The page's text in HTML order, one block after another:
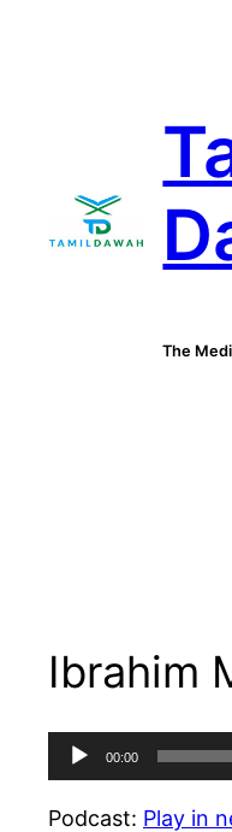
The
Ibrahim
Audio
Player
00:00
Podcast: Play in